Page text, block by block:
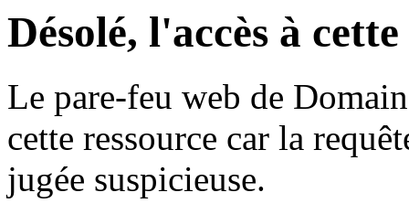
Désolé, l'accès à
Le pare-feu web de
cette ressource car la
jugée suspicieuse.